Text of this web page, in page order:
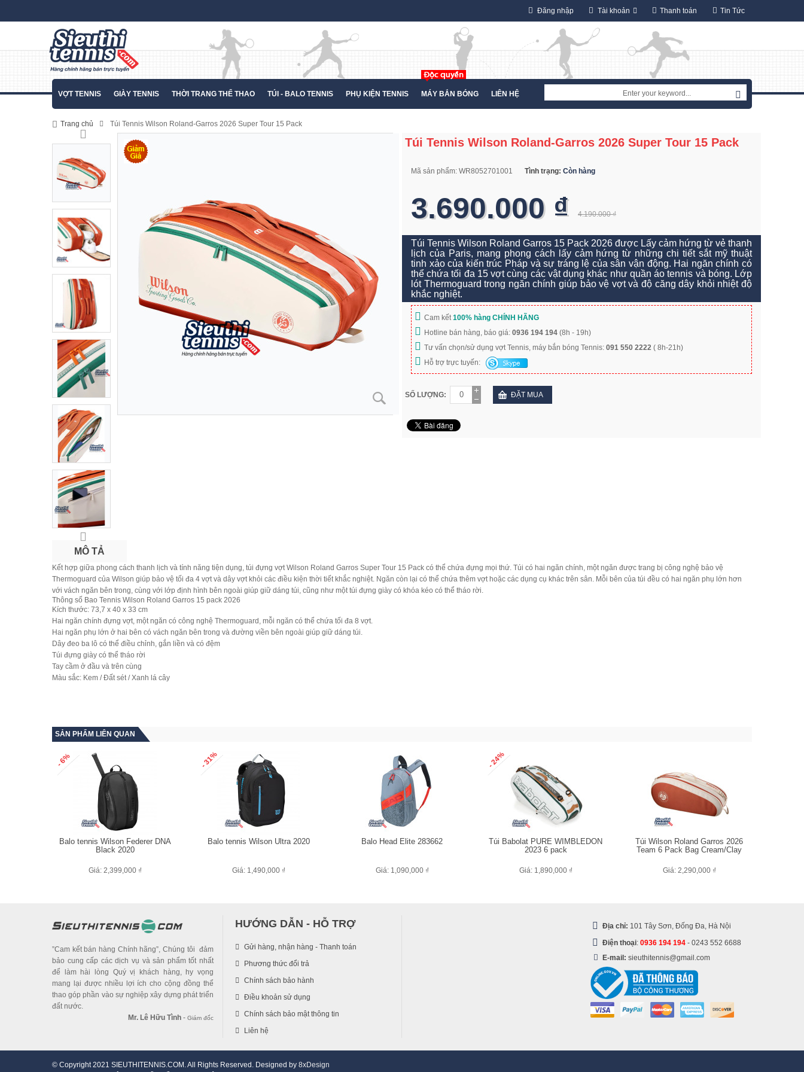
Thanh toán Tin Tức
Tài khoản
Đăng nhập
VỢT TENNIS GIÀY TENNIS THỜI TRANG THỂ THAO TÚI - BALO TENNIS PHỤ KIỆN TENNIS MÁY BẮN BÓNG LIÊN HỆ
Trang chủ Túi Tennis Wilson Roland-Garros 2026 Super Tour 15 Pack
Túi Tennis Wilson Roland-Garros 2026 Super Tour 15 Pack
Mã sản phẩm: WR8052701001 Tình trạng: Còn hàng
4.190.000 ₫
3.690.000 ₫
Túi Tennis Wilson Roland Garros 15 Pack 2026 được Lấy cảm hứng từ vẻ thanh
lịch của Paris, mang phong cách lấy cảm hứng từ những chi tiết sắt mỹ thuật
tinh xảo của kiến ​​trúc Pháp và sự tráng lệ của sân vận động. Hai ngăn chính có
thể chứa tối đa 15 vợt cùng các vật dụng khác như quần áo tennis và bóng. Lớp
lót Thermoguard trong ngăn chính giúp bảo vệ vợt và độ căng dây khỏi nhiệt độ
khắc nghiệt.
Cam kết100% hàng CHÍNH HÃNG
Hotline bán hàng, báo giá: 0936 194 194 (8h - 19h)
Tư vấn chọn/sử dụng vợt Tennis, máy bắn bóng Tennis: 091 550 2222 ( 8h-21h)
Hỗ trợ trực tuyến:
SỐ LƯỢNG: ĐẶT MUA
MÔ TẢ
Kết hợp giữa phong cách thanh lịch và tính năng tiện dụng, túi đựng vợt Wilson Roland Garros Super Tour 15 Pack có thể chứa đựng mọi thứ. Túi có hai ngăn chính, một ngăn được trang bị công nghệ bảo vệ
Thermoguard của Wilson giúp bảo vệ tối đa 4 vợt và dây vợt khỏi các điều kiện thời tiết khắc nghiệt. Ngăn còn lại có thể chứa thêm vợt hoặc các dụng cụ khác trên sân. Mỗi bên của túi đều có hai ngăn phụ lớn hơn
với vách ngăn bên trong, cùng với lớp định hình bên ngoài giúp giữ dáng túi, cũng như một túi đựng giày có khóa kéo có thể tháo rời.
Thông số Bao Tennis Wilson Roland Garros 15 pack 2026
Kích thước: 73,7 x 40 x 33 cm
Hai ngăn chính đựng vợt, một ngăn có công nghệ Thermoguard, mỗi ngăn có thể chứa tối đa 8 vợt.
Hai ngăn phụ lớn ở hai bên có vách ngăn bên trong và đường viền bên ngoài giúp giữ dáng túi.
Dây đeo ba lô có thể điều chỉnh, gắn liền và có đệm
Túi đựng giày có thể tháo rời
Tay cầm ở đầu và trên cùng
Màu sắc: Kem / Đất sét / Xanh lá cây
SẢN PHẨM LIÊN QUAN
- 6%
Balo tennis Wilson Federer DNA
Black 2020
Giá: 2,399,000 ₫
- 31%
Balo tennis Wilson Ultra 2020
Giá: 1,490,000 ₫
Balo Head Elite 283662
Giá: 1,090,000 ₫
- 24%
Túi Babolat PURE WIMBLEDON
2023 6 pack
Giá: 1,890,000 ₫
Túi Wilson Roland Garros 2026
Team 6 Pack Bag Cream/Clay
Giá: 2,290,000 ₫
”Cam kết bán hàng Chính hãng”, Chúng tôi đảm
bảo cung cấp các dịch vụ và sản phẩm tốt nhất
để làm hài lòng Quý vị khách hàng, hy vọng
mang lại được nhiều lợi ích cho cộng đồng thể
thao góp phần vào sự nghiệp xây dựng phát triển
đất nước.
Mr. Lê Hữu Tình - Giám đốc
HƯỚNG DẪN - HỖ TRỢ
Gửi hàng, nhận hàng - Thanh toán
Phương thức đổi trả
Chính sách bảo hành
Điều khoản sử dụng
Chính sách bảo mật thông tin
Liên hệ
Địa chỉ: 101 Tây Sơn, Đống Đa, Hà Nội
Điện thoại: 0936 194 194 - 0243 552 6688
E-mail: sieuthitennis@gmail.com
© Copyright 2021 SIEUTHITENNIS.COM. All Rights Reserved. Designed by 8xDesign